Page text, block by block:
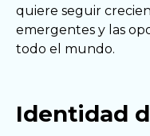
quiere seguir
emergentes y las
todo el mundo.
Identidad